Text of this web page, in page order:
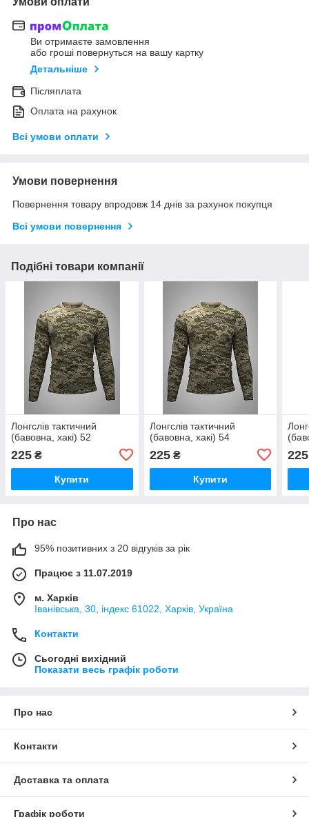
Ви отримаєте замовлення
або гроші повернуться на вашу картку
Детальніше
Післяплата
Оплата на рахунок
Всі умови оплати
Умови повернення
Повернення товару впродовж 14 днів за рахунок покупця
Всі умови повернення
Подібні товари компанії
Лонгслів тактичний
(бавовна, хакі) 52
225 ₴
Купити
Лонгслів тактичний
(бавовна, хакі) 54
225₴
Купити
225
Про нас
95% позитивних з 20 відгуків за рік
Працює з 11.07.2019
м. Харків
Іванівська, 30, індекс 61022, Харків, Україна
Контакти
Сьогодні вихідний
Показати весь графік роботи
Про нас
Контакти
Доставка та оплата
Графік роботи